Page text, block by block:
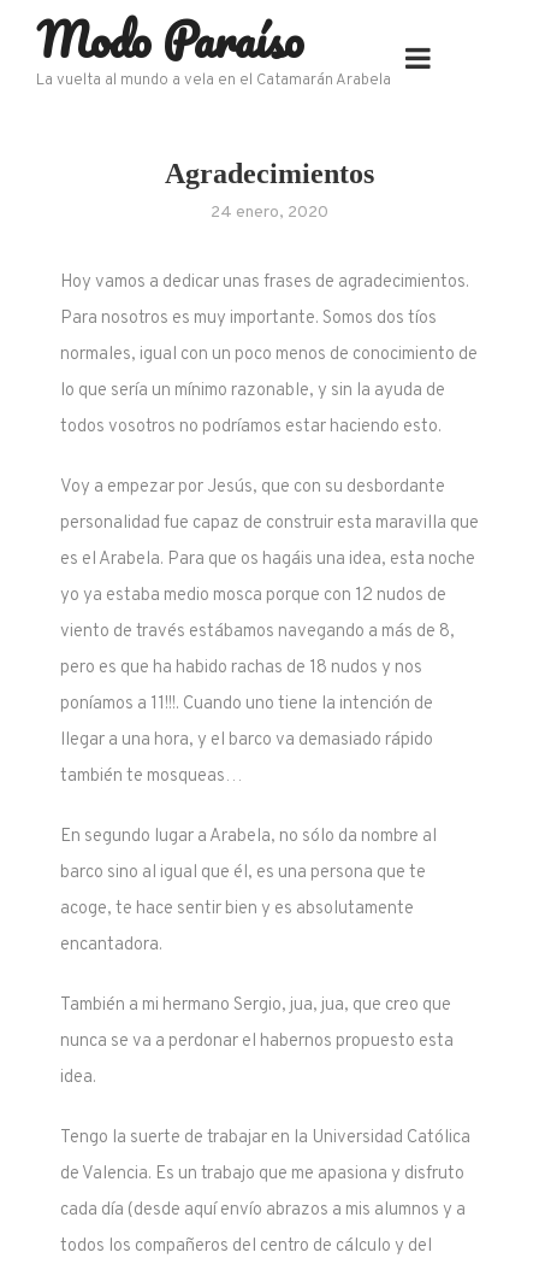
content
Modo Paraíso
La vuelta al mundo a vela en el Catamarán Arabela
Agradecimientos
24 enero, 2020
Hoy vamos a dedicar unas frases de agradecimientos.
Para nosotros es muy importante. Somos dos tíos
normales, igual con un poco menos de conocimiento de
lo que sería un mínimo razonable, y sin la ayuda de
todos vosotros no podríamos estar haciendo esto.
Voy a empezar por Jesús, que con su desbordante
personalidad fue capaz de construir esta maravilla que
es el Arabela. Para que os hagáis una idea, esta noche
yo ya estaba medio mosca porque con 12 nudos de
viento de través estábamos navegando a más de 8,
pero es que ha habido rachas de 18 nudos y nos
poníamos a 11!!!. Cuando uno tiene la intención de
llegar a una hora, y el barco va demasiado rápido
también te mosqueas…
En segundo lugar a Arabela, no sólo da nombre al
barco sino al igual que él, es una persona que te
acoge, te hace sentir bien y es absolutamente
encantadora.
También a mi hermano Sergio, jua, jua, que creo que
nunca se va a perdonar el habernos propuesto esta
idea.
Tengo la suerte de trabajar en la Universidad Católica
de Valencia. Es un trabajo que me apasiona y disfruto
cada día (desde aquí envío abrazos a mis alumnos y a
todos los compañeros del centro de cálculo y del